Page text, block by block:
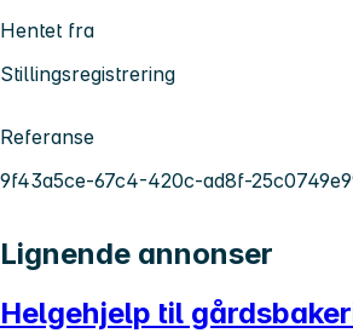
Hentet fra
Stillingsregistrering
Referanse
9f43a5ce-67c4-420c-ad8f-
Lignende annonser
Helgehjelp til